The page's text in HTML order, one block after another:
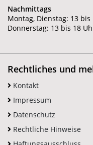
Nachmittags
Montag, Dienstag: 13 bis
Donnerstag: 13 bis 18
Rechtliches und
Kontakt
Impressum
Datenschutz
Rechtliche Hinweise